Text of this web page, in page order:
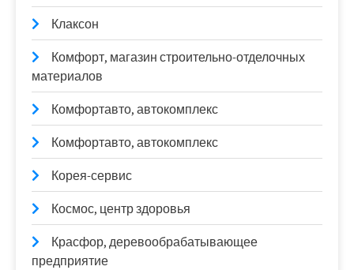
Клаксон
Комфорт, магазин строительно-отделочных
материалов
Комфортавто, автокомплекс
Комфортавто, автокомплекс
Корея-сервис
Космос, центр здоровья
Красфор, деревообрабатывающее
предприятие